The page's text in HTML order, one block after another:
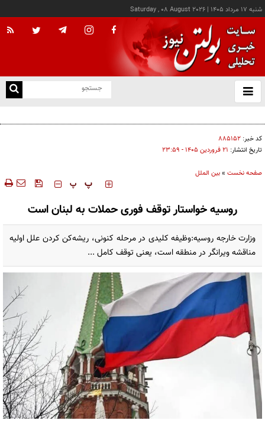
شنبه ۱۷ مرداد ۱۴۰۵ |
Saturday , 08 August 2026
باز
و
کد خبر: ۸۸۵۱۵۲
تاریخ انتشار: ۲۱ فروردين ۱۴۰۵ - ۲۳:۵۹
صفحه نخست »بین الملل
‍‍‍ پ پ
روسیه خواستار توقف فوری حملات به لبنان است
وزارت خارجه روسیه:وظیفه کلیدی در مرحله کنونی، ریشه‌کن کردن علل اولیه
مناقشه ویرانگر در منطقه است، یعنی توقف کامل ...